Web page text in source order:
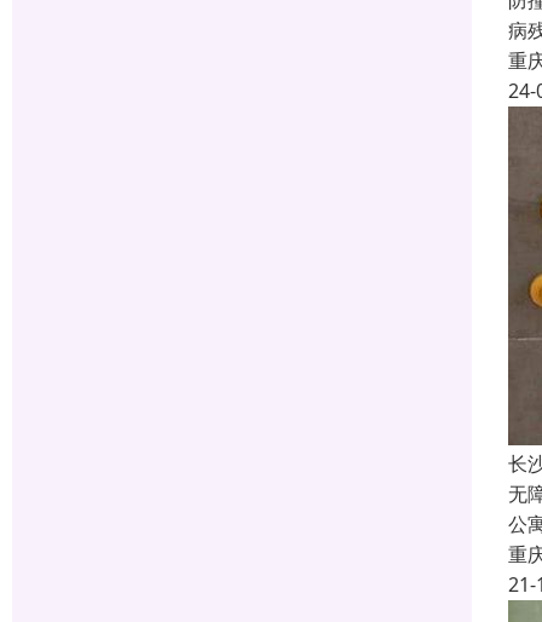
病
重
24-
长
无
公
重
21-